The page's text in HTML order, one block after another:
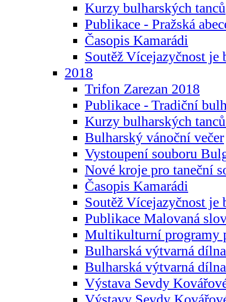
Kurzy bulharských tanců
Publikace - Pražská
Časopis Kamarádi
Soutěž Vícejazyčnost je
2018
Trifon Zarezan 2018
Publikace - Tradiční
Kurzy bulharských
Bulharský vánoční večer
Vystoupení souboru
Nové kroje pro taneční
Časopis Kamarádi
Soutěž Vícejazyčnost je
Publikace Malovaná
Multikulturní programy
Bulharská výtvarná
Bulharská výtvarná
Výstava Sevdy